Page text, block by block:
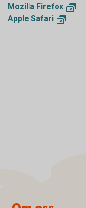
Mozilla Firefox
Apple Safari